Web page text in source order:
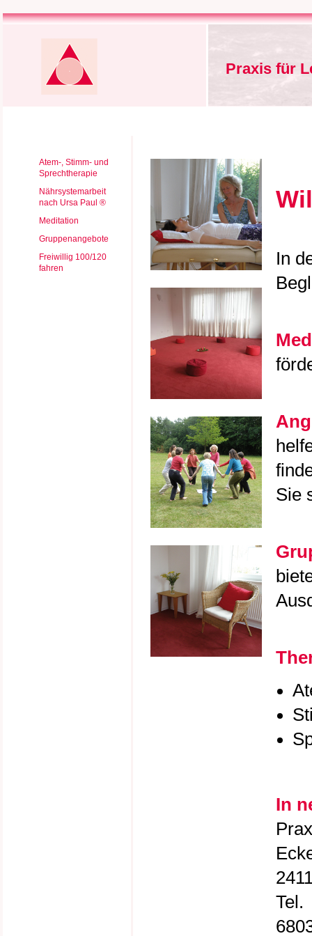
Praxis für
Atem-, Stimm- und
Sprechtherapie
Nährsystemarbeit
nach Ursa Paul ®
Meditation
Gruppenangebote
Freiwillig 100/120
fahren
In
Sie
In
Tel.